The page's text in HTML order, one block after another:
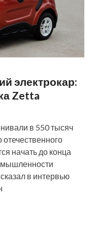
электрокар:
Zetta
в 550 тысяч
начать до конца
в интервью